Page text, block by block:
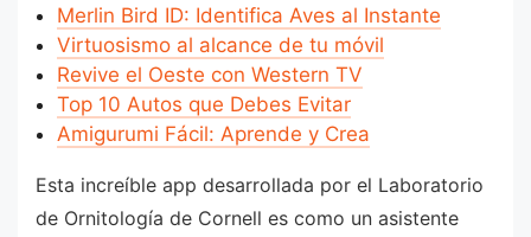
Merlin Bird ID: Identifica Aves al Instante
Virtuosismo al alcance de tu móvil
Revive el Oeste con Western TV
Top 10 Autos que Debes Evitar
Amigurumi Fácil: Aprende y Crea
Esta increíble app desarrollada por el Laboratorio
de Ornitología de Cornell es como un asistente